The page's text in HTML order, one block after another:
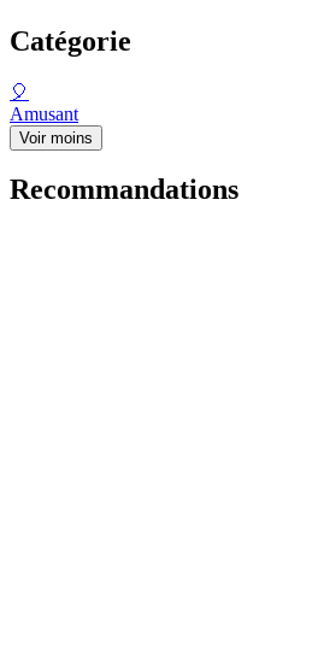
Catégorie
🎈
Amusant
Voir moins
Recommandations